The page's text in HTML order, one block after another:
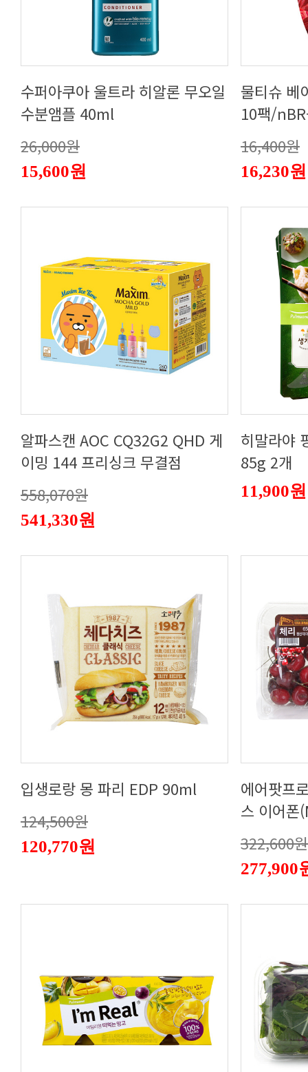
수분앰플 40ml
26,000원
15,600원
10팩/
16,400원
16,230원
이밍 144 프리싱크 무결점
558,070원
541,330원
85g 2개
11,900원
입생로랑 몽 파리 EDP 90ml
124,500원
120,770원
스 이어폰
322,600원
277,900